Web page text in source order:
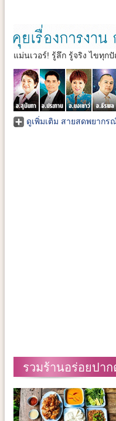
แม่นเวอร์! รู้ลึก รู้จริง ไขทุก
ดูเพิ่มเติม สายสดพยากร
รวมร้านอร่อยปา